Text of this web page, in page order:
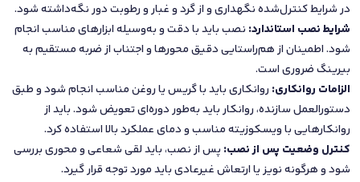
در شرایط کنترل‌شده نگهداری و از گرد و غبار و رطوبت دور نگه‌داشته شود.
شرایط نصب استاندارد: نصب باید با دقت و به‌وسیله ابزارهای مناسب انجام
شود. اطمینان از هم‌راستایی دقیق محورها و اجتناب از ضربه مستقیم به
بیرینگ ضروری است.
الزامات روانکاری: روانکاری باید با گریس یا روغن مناسب انجام شود و طبق
دستورالعمل سازنده، روانکار باید به‌طور دوره‌ای تعویض شود. باید از
روانکارهایی با ویسکوزیته مناسب و دمای عملکرد بالا استفاده کرد.
کنترل وضعیت پس از نصب: پس از نصب، باید لقی شعاعی و محوری بررسی
شود و هرگونه نویز یا ارتعاش غیرعادی باید مورد توجه قرار گیرد.